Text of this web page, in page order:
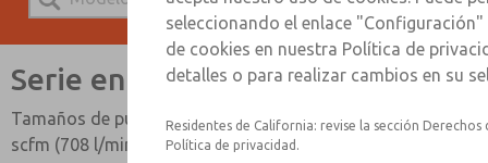
Serie en miniatura
Tamaños de puerto de 1/8" y 1/4"; Caudal de hasta 25
scfm (708 l/min)
seleccionando el enlace
de cookies en nuestra Política de
detalles o para realizar cambios en su
Residentes de California: revise la sección
Política de privacidad.